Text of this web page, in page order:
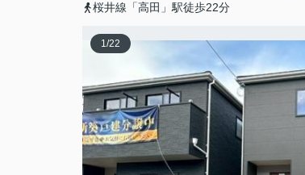
桜井線「高田」駅徒歩22分
1/22